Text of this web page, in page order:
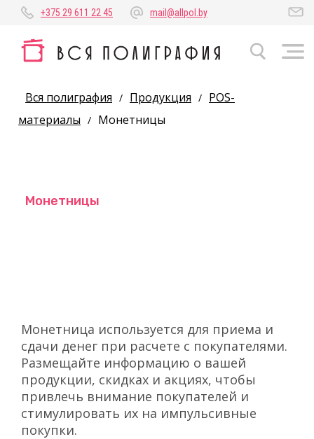
+375 29 611 22 45 mail@allpol.by
Вся полиграфия / Продукция / POS-
материалы / Монетницы
Монетницы
Монетница используется для приема и
сдачи денег при расчете с покупателями.
Размещайте информацию о вашей
продукции, скидках и акциях, чтобы
привлечь внимание покупателей и
стимулировать их на импульсивные
покупки.